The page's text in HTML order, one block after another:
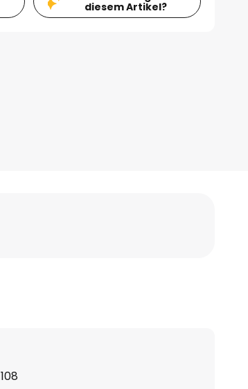
diesem Artikel?
108